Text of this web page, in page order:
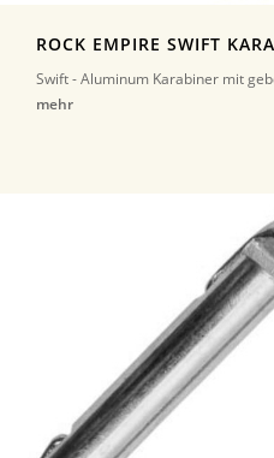
ROCK EMPIRE SWIFT
Swift - Aluminum Karabiner mit
mehr